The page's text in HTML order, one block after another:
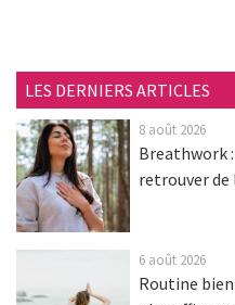
LES DERNIERS ARTICLES
8 août 2026
Breathwork
retrouver de
6 août 2026
Routine